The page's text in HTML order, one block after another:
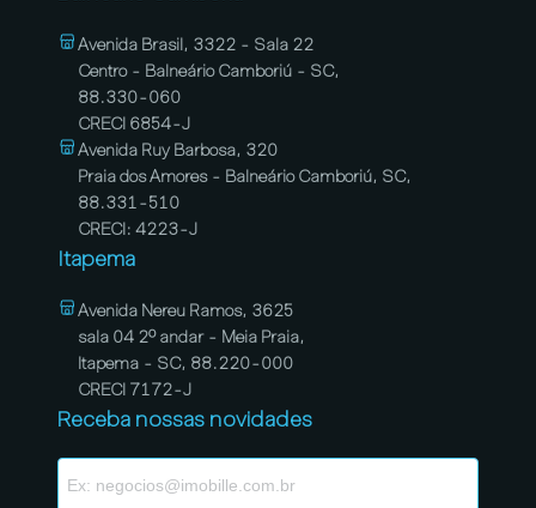
Avenida Brasil, 3322 - Sala 22
Centro - Balneário Camboriú - SC,
88.330-060
CRECI 6854-J
Avenida Ruy Barbosa, 320
Praia dos Amores - Balneário Camboriú, SC,
88.331-510
CRECI: 4223-J
Itapema
Avenida Nereu Ramos, 3625
sala 04 2º andar - Meia Praia,
Itapema - SC, 88.220-000
CRECI 7172-J
Receba nossas novidades